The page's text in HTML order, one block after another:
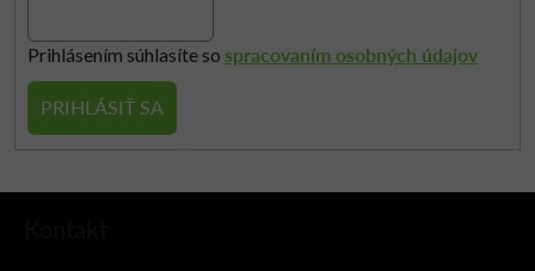
Prihlásením súhlasíte so spracovaním osobných údajov
PRIHLÁSIŤ SA
Z